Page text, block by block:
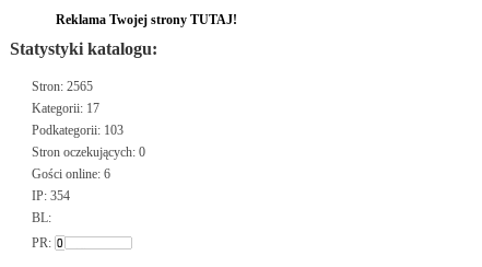
Reklama Twojej strony TUTAJ!
Statystyki katalogu:
Stron: 2565
Kategorii: 17
Podkategorii: 103
Stron oczekujących: 0
Gości online: 6
IP: 354
BL:
PR: